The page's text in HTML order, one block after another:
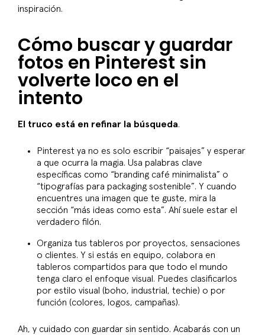
inspiración.
Cómo buscar y guardar
fotos en Pinterest sin
volverte loco en el
intento
El truco está en refinar la búsqueda.
Pinterest ya no es solo escribir “paisajes” y esperar
a que ocurra la magia. Usa palabras clave
específicas como “branding café minimalista” o
“tipografías para packaging sostenible”. Y cuando
encuentres una imagen que te guste, mira la
sección “más ideas como esta”. Ahí suele estar el
verdadero filón.
Organiza tus tableros por proyectos, sensaciones
o clientes. Y si estás en equipo, colabora en
tableros compartidos para que todo el mundo
tenga claro el enfoque visual. Puedes clasificarlos
por estilo visual (boho, industrial, techie) o por
función (colores, logos, campañas).
Ah, y cuidado con guardar sin sentido. Acabarás con un